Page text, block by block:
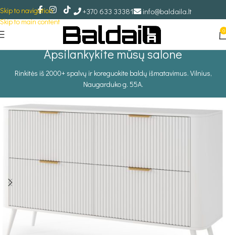
Skip to navigation
Skip to main content
+370 633 33381 info@baldaila.lt
0
Apsilankykite mūsų salone
Rinkitės iš 2000+ spalvų ir koreguokite baldų išmatavimus. Vilnius,
Naugarduko g. 55A.